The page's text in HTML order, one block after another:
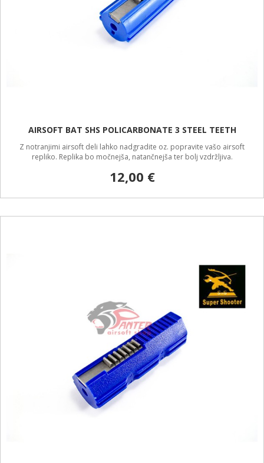
AIRSOFT BAT SHS POLICARBONATE 3 STEEL TEETH
Z notranjimi airsoft deli lahko nadgradite oz. popravite vašo airsoft
repliko. Replika bo močnejša, natančnejša ter bolj vzdržljiva.
12,00 €